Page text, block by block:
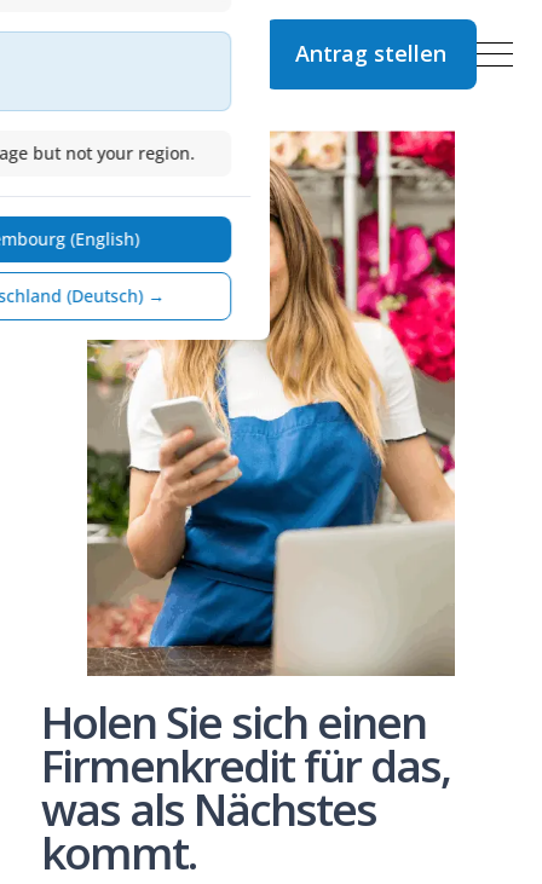
Antrag stellen
Apply Now
but not your region.
(English)
(Deutsch) →
Holen Sie sich einen
Firmenkredit für das,
was als Nächstes
kommt.